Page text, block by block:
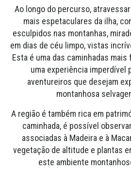
Ao longo do percurso,
mais espetaculares da ilha,
esculpidos nas montanhas,
em dias de céu limpo, vistas
Esta é uma das caminhadas mais
uma experiência imperdível
aventureiros que desejam
montanhosa
A região é também rica em
caminhada, é possível
associadas à Madeira e à
vegetação de altitude e plantas
este ambiente